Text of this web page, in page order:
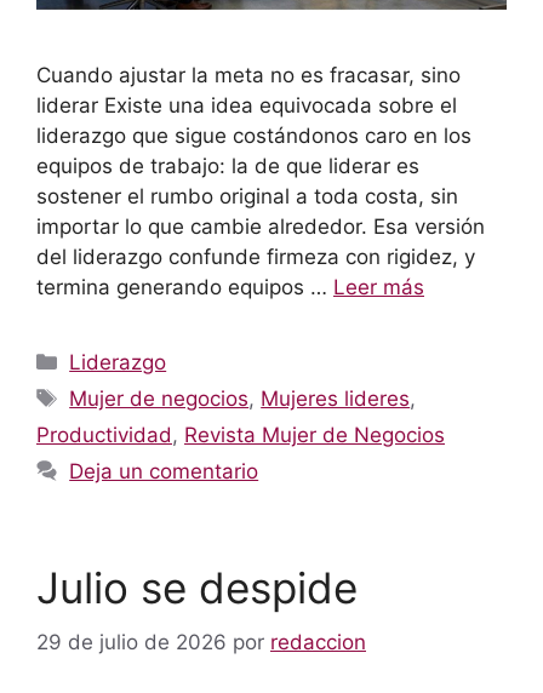
Cuando ajustar la meta no es fracasar, sino
liderar Existe una idea equivocada sobre el
liderazgo que sigue costándonos caro en los
equipos de trabajo: la de que liderar es
sostener el rumbo original a toda costa, sin
importar lo que cambie alrededor. Esa versión
del liderazgo confunde firmeza con rigidez, y
termina generando equipos … Leer más
Categorías
Liderazgo
Etiquetas
Mujer de negocios, Mujeres lideres,
Productividad, Revista Mujer de Negocios
Deja un comentario
Julio se despide
29 de julio de 2026 por redaccion